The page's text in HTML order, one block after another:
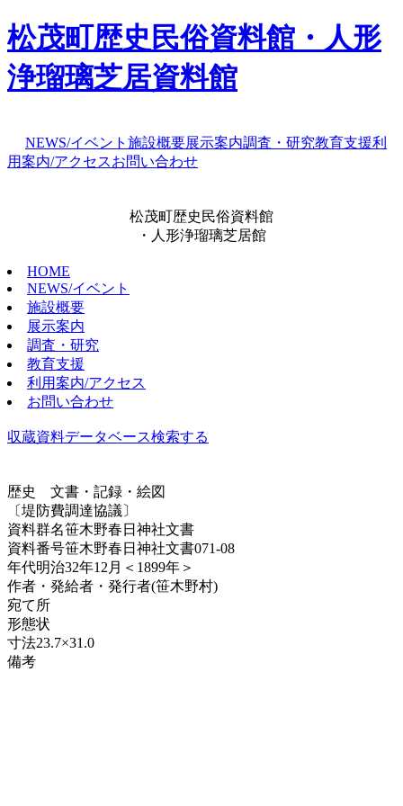
松茂町歴史民俗資料館・人形
浄瑠璃芝居資料館
NEWS/イベント 施設概要展示案内調査・研究教育支援利
用案内/アクセスお問い合わせ
松茂町歴史民俗資料館
・人形浄瑠璃芝居館
HOME
NEWS/イベント
施設概要
展示案内
調査・研究
教育支援
利用案内/アクセス
お問い合わせ
収蔵資料データベース検索する
歴史
文書・記録・絵図
〔堤防費調達協議〕
資料群名笹木野春日神社文書
資料番号笹木野春日神社文書071-08
年代明治32年12月＜1899年＞
作者・発給者・発行者(笹木野村)
宛て所
形態状
寸法23.7×31.0
備考